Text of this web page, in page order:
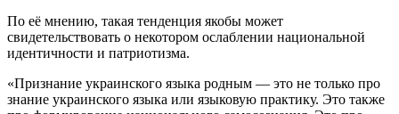
По её мнению, такая тенденция якобы может
свидетельствовать о некотором ослаблении национальной
идентичности и патриотизма.
«Признание украинского языка родным — это не только про
знание украинского языка или языковую практику. Это также